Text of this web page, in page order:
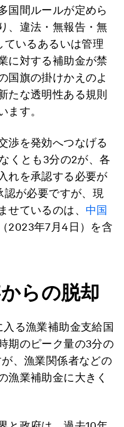
国間ルールが定めら
、違法・無報告・無
ているあるいは管理
に対する補助金が禁
国旗の掛けかえのよ
たな透明性ある規則
ます。
渉を発効へつなげる
くとも3分の2が、各
れを承認する必要が
認が必要ですが、現
せているのは、 中国
（2023年7月4日）を含
らの脱却
る漁業補助金支給国
期のピーク量の3分の
、漁業関係者などの
漁業補助金に大きく